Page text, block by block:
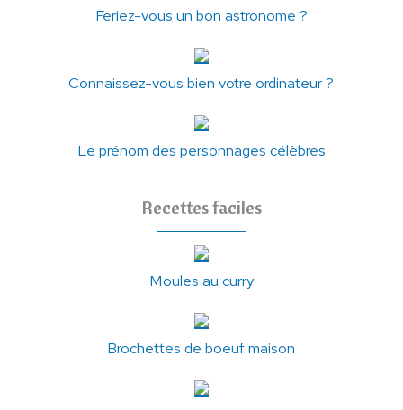
Feriez-vous un bon astronome ?
Connaissez-vous bien votre ordinateur ?
Le prénom des personnages célèbres
Recettes faciles
Moules au curry
Brochettes de boeuf maison